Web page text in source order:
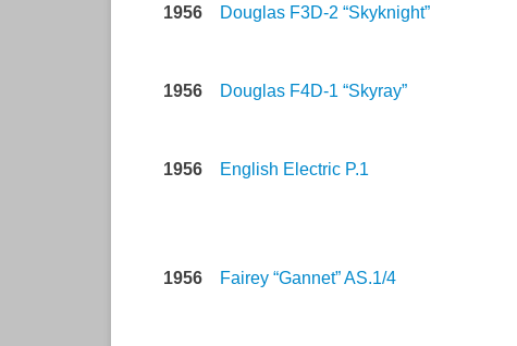
1956 Douglas F3D-2 “Skyknight”
1956 Douglas F4D-1 “Skyray”
1956 English Electric P.1
1956 Fairey “Gannet” AS.1/4